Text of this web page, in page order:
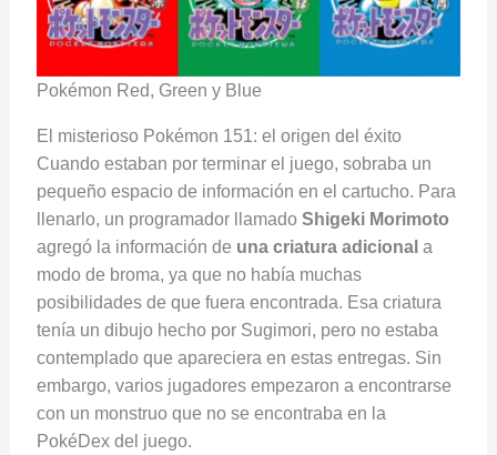
Pokémon Red, Green y Blue
El misterioso Pokémon 151: el origen del éxito
Cuando estaban por terminar el juego, sobraba un
pequeño espacio de información en el cartucho. Para
llenarlo, un programador llamado Shigeki Morimoto
agregó la información de una criatura adicional a
modo de broma, ya que no había muchas
posibilidades de que fuera encontrada. Esa criatura
tenía un dibujo hecho por Sugimori, pero no estaba
contemplado que apareciera en estas entregas. Sin
embargo, varios jugadores empezaron a encontrarse
con un monstruo que no se encontraba en la
PokéDex del juego.